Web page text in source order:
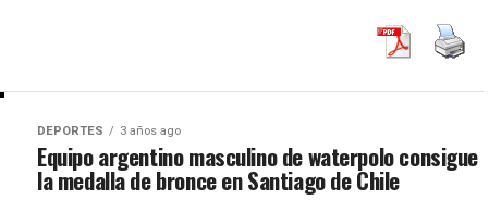
DEPORTES 3 años ago
Equipo argentino masculino de waterpolo consigue
la medalla de bronce en Santiago de Chile